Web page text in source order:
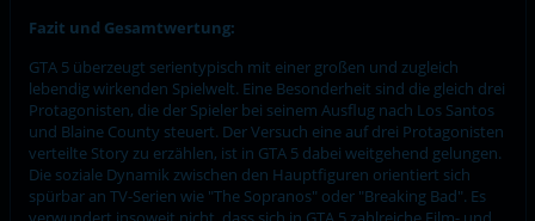
Fazit und Gesamtwertung:
GTA 5 überzeugt serientypisch mit einer großen und zugleich
lebendig wirkenden Spielwelt. Eine Besonderheit sind die gleich drei
Protagonisten, die der Spieler bei seinem Ausflug nach Los Santos
und Blaine County steuert. Der Versuch eine auf drei Protagonisten
verteilte Story zu erzählen, ist in GTA 5 dabei weitgehend gelungen.
Die soziale Dynamik zwischen den Hauptfiguren orientiert sich
spürbar an TV-Serien wie "The Sopranos" oder "Breaking Bad". Es